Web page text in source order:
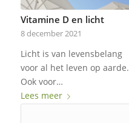
Vitamine D en licht
8 december 2021
Licht is van levensbelang
voor al het leven op aarde.
Ook voor…
Lees meer